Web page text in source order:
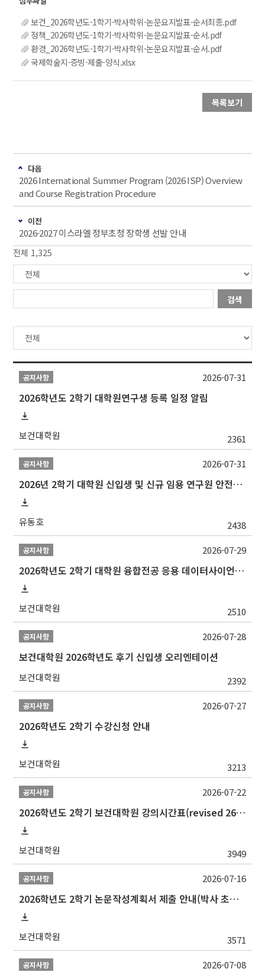
보건_2026학년도-1학기-박사학위-논문요지발표-순서최종.pdf
정책_2026학년도-1학기-박사학위-논문요지발표-순서.pdf
환경_2026학년도-1학기-박사학위-논문요지발표-순서.pdf
국제학술지-증빙-제출-양식.xlsx
목록보기
다음
2026 International Summer Program (2026 ISP) Overview
and Course Registration Procedure
이전
2026-2027 이스라엘 정부초청 장학생 선발 안내
전체 1,325
검색
공지사항
2026학년도 2학기 대학원연구생 등록 일정 알림
보건대학원 2361
2026-07-31
공지사항
2026년 2학기 대학원 신입생 및 신규 임용 연구원 안전환경교육(신규교육) 실시 안내
유동호 2438
2026-07-31
공지사항
2026학년도 2학기 대학원 융합전공 응용 데이터사이언스 선발 계획 알림
보건대학원 2510
2026-07-29
공지사항
보건대학원 2026학년도 후기 신입생 오리엔테이션
보건대학원 2392
2026-07-28
공지사항
2026학년도 2학기 수강신청 안내
보건대학원 3213
2026-07-27
공지사항
2026학년도 2학기 보건대학원 강의시간표(revised 260803)(2026 2nd SEMESTER SNU GSPH TIMETABLE)
보건대학원 3949
2026-07-22
공지사항
2026학년도 2학기 논문작성계획서 제출 안내(박사 초심 일정 포함)_Thesis Proposal
보건대학원 3571
2026-07-16
공지사항 2026-07-08